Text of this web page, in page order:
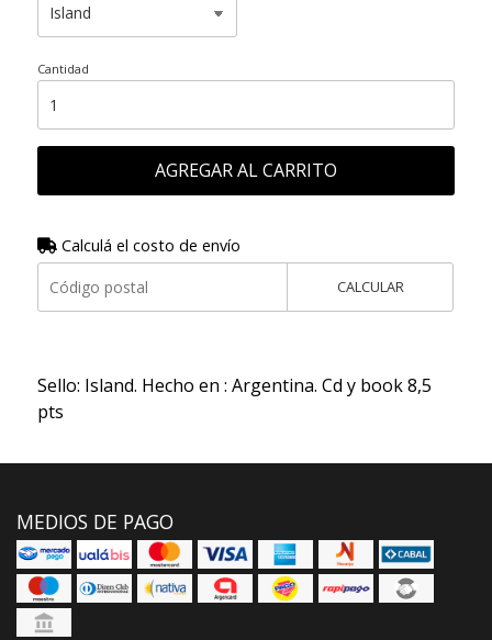
Cantidad
AGREGAR AL CARRITO
Calculá el costo de envío
CALCULAR
Sello: Island. Hecho en : Argentina. Cd y book 8,5
pts
MEDIOS DE PAGO